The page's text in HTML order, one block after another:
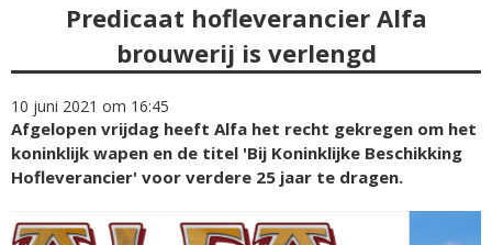
Predicaat hofleverancier Alfa
brouwerij is verlengd
10 juni 2021 om 16:45
Afgelopen vrijdag heeft Alfa het recht gekregen om het
koninklijk wapen en de titel 'Bij Koninklijke Beschikking
Hofleverancier' voor verdere 25 jaar te dragen.